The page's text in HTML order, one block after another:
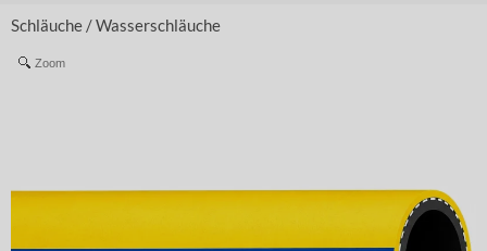
Schläuche /Wasserschläuche
Zoom